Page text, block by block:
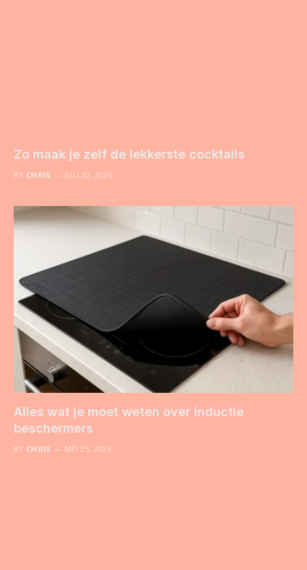
Zo maak je zelf de lekkerste cocktails
BY CHRIS JULI 22, 2026
Alles wat je moet weten over inductie
beschermers
BY CHRIS MEI 25, 2026